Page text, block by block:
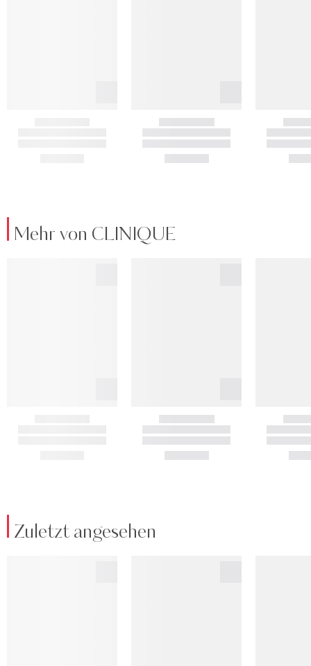
Mehr von CLINIQUE
Zuletzt angesehen